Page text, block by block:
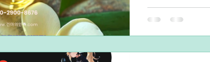
가 바로 스웨디시
부업을 찾는 사람